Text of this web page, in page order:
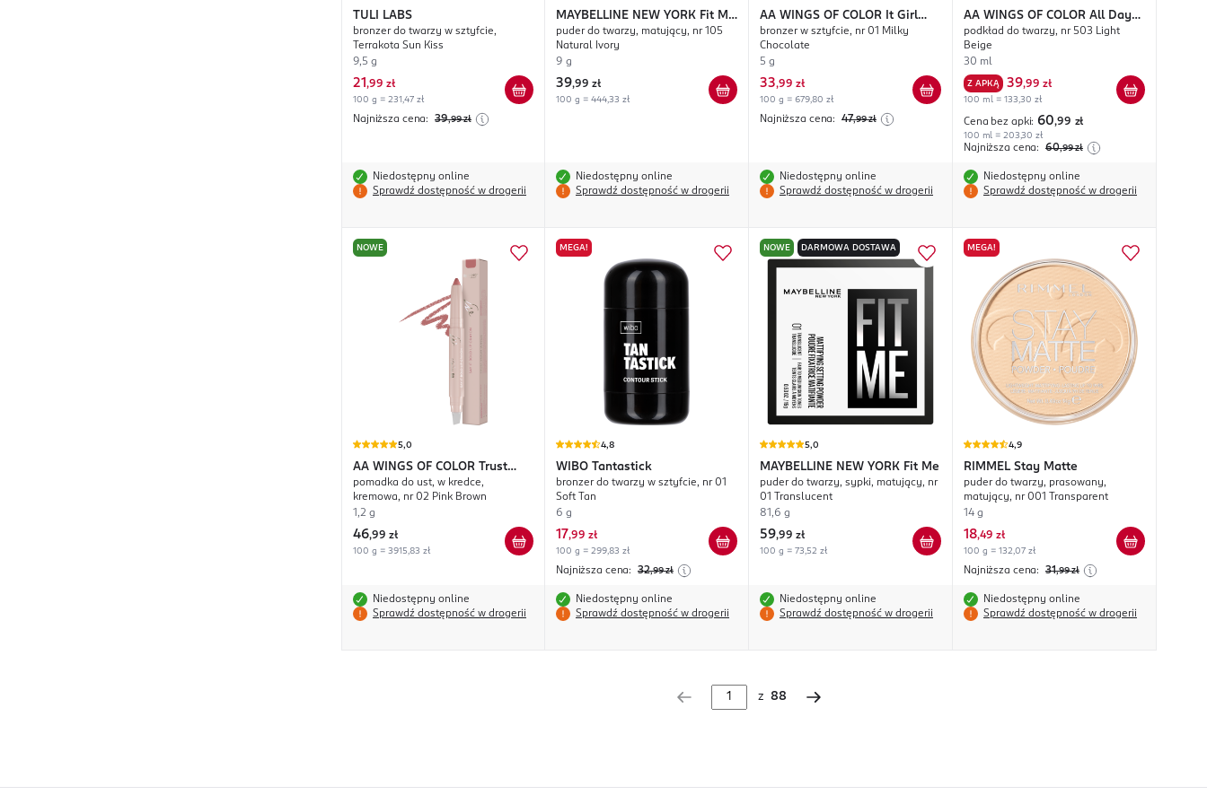
TULI LABS
bronzer do twarzy w sztyfcie,
Terrakota Sun Kiss
9,5 g
21 ,99 zł
100 g = 231,47 zł
Najniższa cena: 39,99 zł
Niedostępny online
Sprawdź dostępność w drogerii
MAYBELLINE NEW YORK Fit Me
Matte + Poreless
puder do twarzy, matujący, nr 105
Natural Ivory
9 g
39,99 zł
100 g = 444,33 zł
Niedostępny online
Sprawdź dostępność w drogerii
AA WINGS OF COLOR
It Girl
Design It
bronzer w sztyfcie, nr 01 Milky
Chocolate
5 g
33,99 zł
100 g = 679,80 zł
Najniższa cena: 47,99 zł
Niedostępny online
Sprawdź dostępność w drogerii
AA WINGS OF COLOR All Day
Long
podkład do twarzy, nr 503 Light
Beige
30 ml
Z APKĄ 39,99 zł
100 ml = 133,30 zł
Cena bez apki: 60,99 zł
100 ml = 203,30 zł
Najniższa cena: 60,99 zł
Niedostępny online
Sprawdź dostępność w drogerii
NOWE
5,0
AA WINGS OF COLOR
Trust
Your Wings Say It Bold
pomadka do ust, w kredce,
kremowa, nr 02 Pink Brown
1,2 g
46,99 zł
100 g = 3915,83 zł
Niedostępny online
Sprawdź dostępność w drogerii
MEGA!
4,8
WIBO Tantastick
bronzer do twarzy w sztyfcie, nr 01
Soft Tan
6 g
17,99 zł
100 g = 299,83 zł
Najniższa cena: 32,99 zł
Niedostępny online
Sprawdź dostępność w drogerii
NOWE DARMOWA DOSTAWA
5,0
MAYBELLINE NEW YORK Fit Me
puder do twarzy, sypki, matujący, nr
01 Translucent
81,6 g
59,99 zł
100 g = 73,52 zł
Niedostępny online
Sprawdź dostępność w drogerii
MEGA!
4,9
RIMMEL Stay Matte
puder do twarzy, prasowany,
matujący, nr 001 Transparent
14 g
18,49 zł
100 g = 132,07 zł
Najniższa cena: 31,99 zł
Niedostępny online
Sprawdź dostępność w drogerii
z 88